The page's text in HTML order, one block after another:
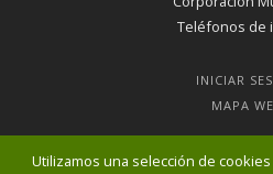
Utilizamos una selección de
Teléfonos de
INICIAR
MAPA